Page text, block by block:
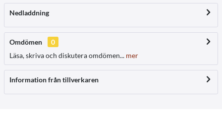
Nedladdning
Omdömen
0
Läsa, skriva och diskutera omdömen... mer
Information från tillverkaren